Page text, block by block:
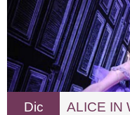
Dic ALICE IN